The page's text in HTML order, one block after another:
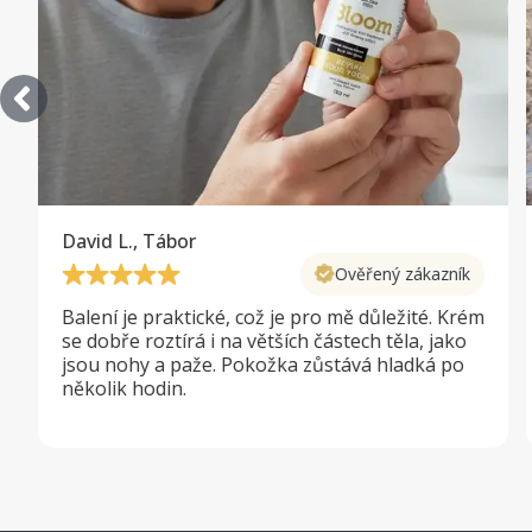
David L., Tábor
Ověřený zákazník
Balení je praktické, což je pro mě důležité. Krém
se dobře roztírá i na větších částech těla, jako
jsou nohy a paže. Pokožka zůstává hladká po
několik hodin.